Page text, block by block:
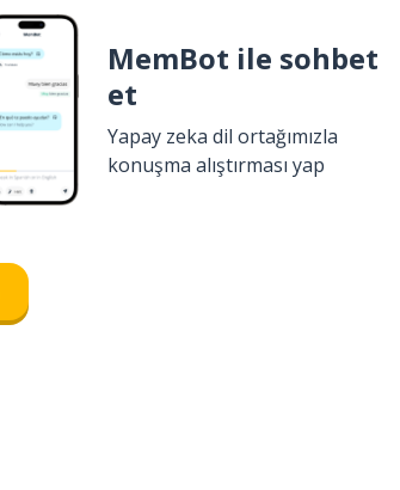
MemBot ile sohbet
et
Yapay zeka dil ortağımızla
konuşma alıştırması yap